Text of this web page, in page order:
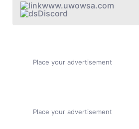
www.uwowsa.com
Discord
Place your advertisement
Place your advertisement